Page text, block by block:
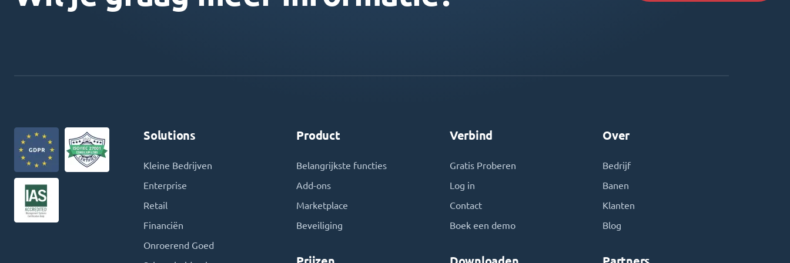
Solutions
Kleine Bedrijven
Enterprise
Retail
Financiën
Onroerend Goed
Product
Belangrijkste functies
Add-ons
Marketplace
Beveiliging
Verbind
Gratis Proberen
Log in
Contact
Boek een demo
Over
Bedrijf
Banen
Klanten
Blog